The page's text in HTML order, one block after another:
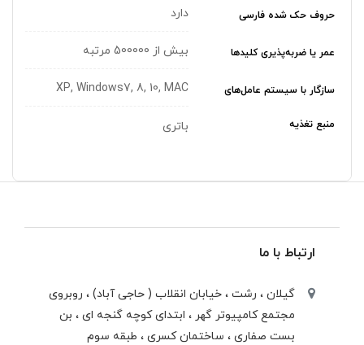
حروف حک شده فارسی دارد
عمر یا ضربه‌پذیری کلیدها بیش از 500000 مرتبه
سازگار با سیستم عامل‌های XP, Windows7, 8, 10, MAC
منبع تغذیه باتری
ارتباط با ما
گیلان ، رشت ، خيابان انقلاب ( حاجی آباد) ، روبروی
مجتمع كامپيوتر گهر ، ابتدای كوچه گنجه ای ، بن
بست صفاری ، ساختمان كسری ، طبقه سوم